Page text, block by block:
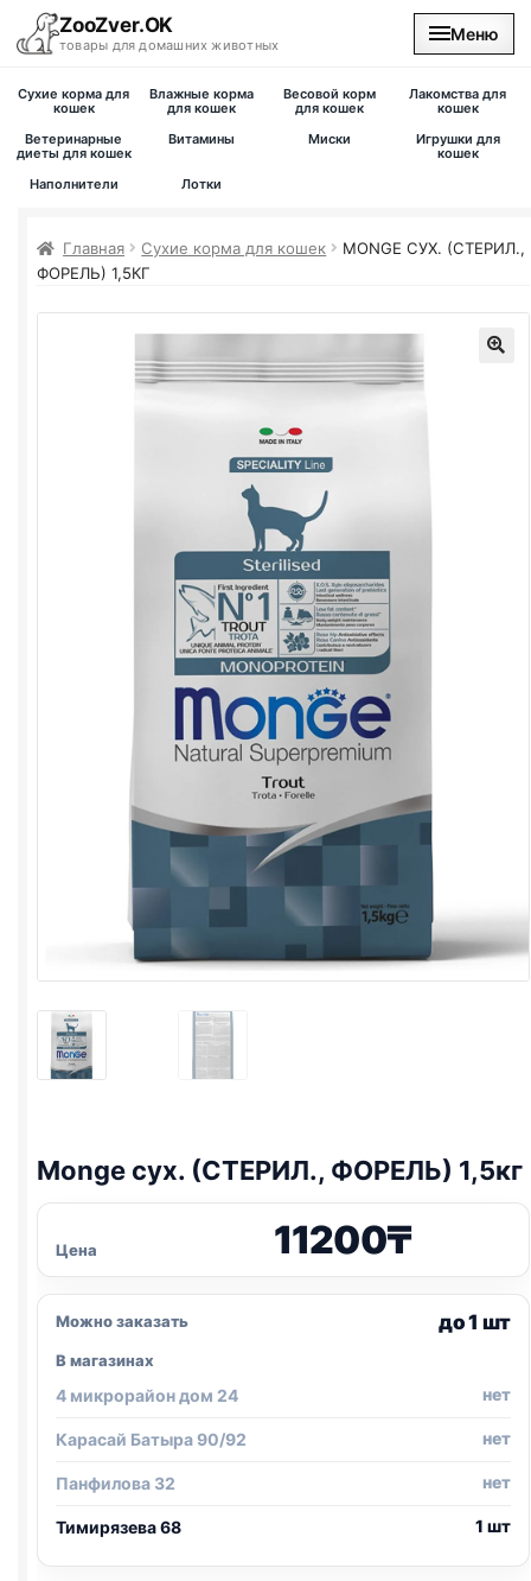
ZooZver.OK
товары для домашних животных
Меню
На главную
Сухие корма для
кошек
Влажные корма
для кошек
Весовой корм
для кошек
Лакомства для
кошек
Ветеринарные
диеты для кошек
Витамины Миски
Игрушки для
кошек
Наполнители
Лотки
Главная Сухие корма для кошек
MONGE СУХ. (СТЕРИЛ.,
ФОРЕЛЬ) 1,5КГ
Monge сух. (СТЕРИЛ., ФОРЕЛЬ) 1,5кг
Цена 11200₸
Можно заказать до 1 шт
В магазинах
4 микрорайон дом 24 нет
Карасай Батыра 90/92 нет
Панфилова 32 нет
Тимирязева 68 1 шт